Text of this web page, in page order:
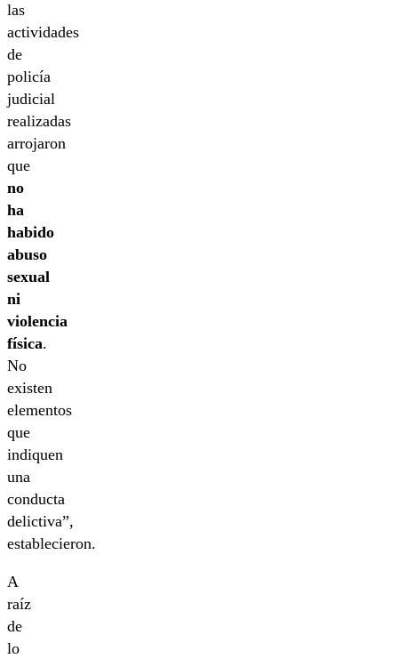
las
actividades
de
policía
judicial
realizadas
arrojaron
que
no
ha
habido
abuso
sexual
ni
violencia
física.
No
existen
elementos
que
indiquen
una
conducta
delictiva”,
establecieron.
A
raíz
de
lo